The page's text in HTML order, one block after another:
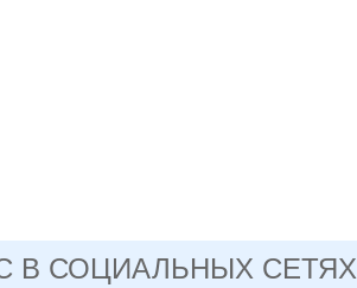
В СОЦИАЛЬНЫХ СЕТЯХ